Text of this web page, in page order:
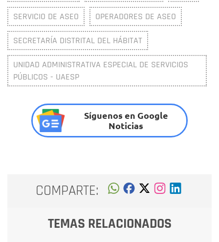
SERVICIO DE ASEO OPERADORES DE ASEO
SECRETARÍA DISTRITAL DEL HÁBITAT
UNIDAD ADMINISTRATIVA ESPECIAL DE SERVICIOS
PÚBLICOS - UAESP
Síguenos en Google
Noticias
COMPARTE:
TEMAS RELACIONADOS